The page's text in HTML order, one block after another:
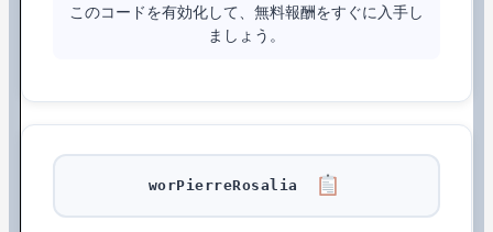
このコードを有効化して、無料報酬をすぐに入手し
ましょう。
worPierreRosalia